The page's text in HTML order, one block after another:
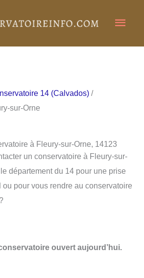
14 (Calvados) /
sur-Orne
à Fleury-sur-Orne, 14123
un conservatoire à Fleury-sur-
département du 14 pour une prise
pour vous rendre au conservatoire
ouvert aujourd’hui.